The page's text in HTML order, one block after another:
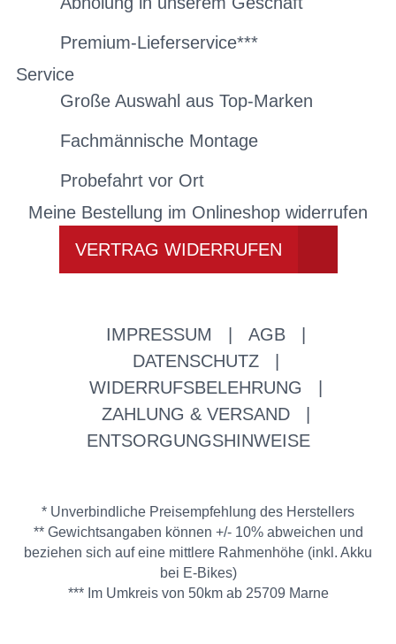
Premium-Lieferservice***
Service
Große Auswahl aus Top-Marken
Fachmännische Montage
Probefahrt vor Ort
Meine Bestellung im Onlineshop widerrufen
VERTRAG WIDERRUFEN
IMPRESSUM AGB
DATENSCHUTZ
WIDERRUFSBELEHRUNG
ZAHLUNG & VERSAND
ENTSORGUNGSHINWEISE
* Unverbindliche Preisempfehlung des Herstellers
** Gewichtsangaben können +/- 10% abweichen und
beziehen sich auf eine mittlere Rahmenhöhe (inkl. Akku
bei E-Bikes)
*** Im Umkreis von 50km ab 25709 Marne